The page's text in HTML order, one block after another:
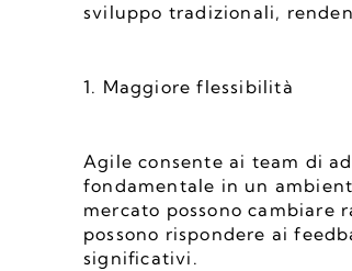
sviluppo tradizionali,
1. Maggiore flessibilità
Agile consente ai team di
fondamentale in un
mercato possono cambiare
possono rispondere ai
significativi.